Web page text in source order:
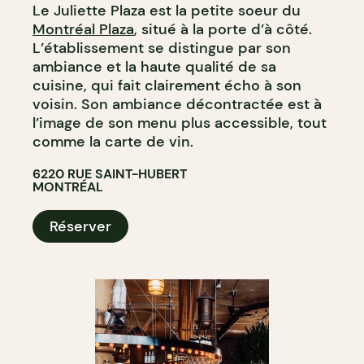
Le Juliette Plaza est la petite soeur du
Montréal Plaza, situé à la porte d’à côté.
L’établissement se distingue par son
ambiance et la haute qualité de sa
cuisine, qui fait clairement écho à son
voisin. Son ambiance décontractée est à
l’image de son menu plus accessible, tout
comme la carte de vin.
6220 RUE SAINT-HUBERT
MONTRÉAL
Réserver